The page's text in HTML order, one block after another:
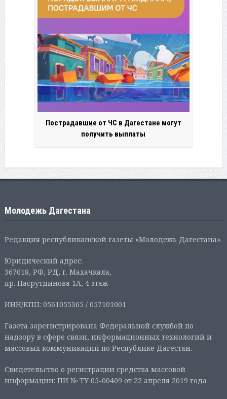
Пострадавшие от ЧС в Дагестане могут
получить выплаты
Молодежь Дагестана
Редакция республиканской газеты «Молодежь Дагестана».
Юридический адрес:
367018, РФ, РД, г. Махачкала,
пр. Насрутдинова 1А, 4 этаж
ИНН/КПП: 0561055365 / 057101001
Газета зарегистрирована Федеральной службой по
надзору в сфере связи, информационных технологий и
массовых коммуникаций по Республике Дагестан.
Свидетельство о регистрации средства массовой
информации: ПИ № ТУ 05-00409 от 22 апреля 2019 года